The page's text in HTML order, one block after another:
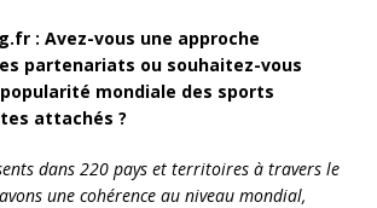
: Avez-vous une approche
partenariats ou souhaitez-vous
mondiale des sports
attachés ?
dans 220 pays et territoires à travers le
une cohérence au niveau mondial,